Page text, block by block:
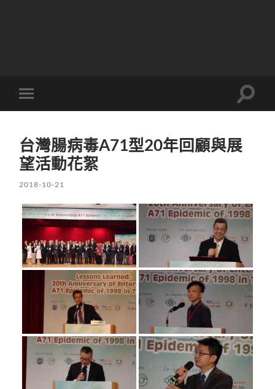
Toggle
mobile
Toggle
台灣腸病毒A71型20年回顧與展
望活動花絮
2018-10-21